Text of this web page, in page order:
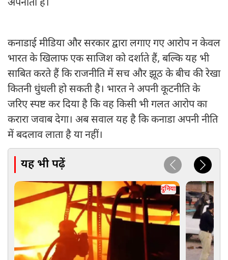
अपनाती है।
कनाडाई मीडिया और सरकार द्वारा लगाए गए आरोप न केवल
भारत के खिलाफ एक साजिश को दर्शाते हैं, बल्कि यह भी
साबित करते हैं कि राजनीति में सच और झूठ के बीच की रेखा
कितनी धुंधली हो सकती है। भारत ने अपनी कूटनीति के
जरिए स्पष्ट कर दिया है कि वह किसी भी गलत आरोप का
करारा जवाब देगा। अब सवाल यह है कि कनाडा अपनी नीति
में बदलाव लाता है या नहीं।
यह भी पढ़ें
दुनिया